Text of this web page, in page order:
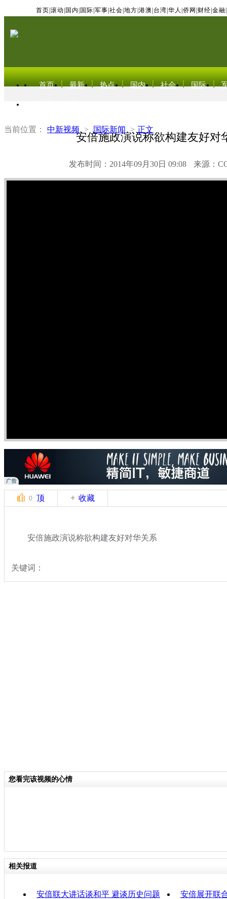
首页 滚动 国内 国际 军事 社会 地方 港澳 台湾 华人 侨网 财经 金融
首页 最新 热点 国内 社会 国际
当前位置： 中新视频 > 国际新闻 > 正文
安倍施政演说称欲构建友好对
发布时间：2014年09月30日 09:08 来源：
0 顶 收藏
安倍施政演说称欲构建友好对华关系
关键词：
您看完该视频的心情
相关报道
安倍联大讲话谈和平 避谈历史问题
安倍展开联